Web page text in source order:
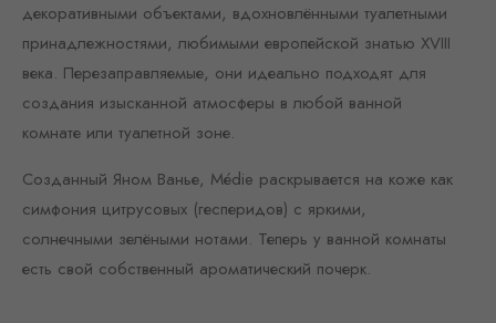
декоративными объектами, вдохновлёнными туалетными
принадлежностями, любимыми европейской знатью XVIII
века. Перезаправляемые, они идеально подходят для
создания изысканной атмосферы в любой ванной
комнате или туалетной зоне.
Созданный Яном Ванье, Médie раскрывается на коже как
симфония цитрусовых (гесперидов) с яркими,
солнечными зелёными нотами. Теперь у ванной комнаты
есть свой собственный ароматический почерк.